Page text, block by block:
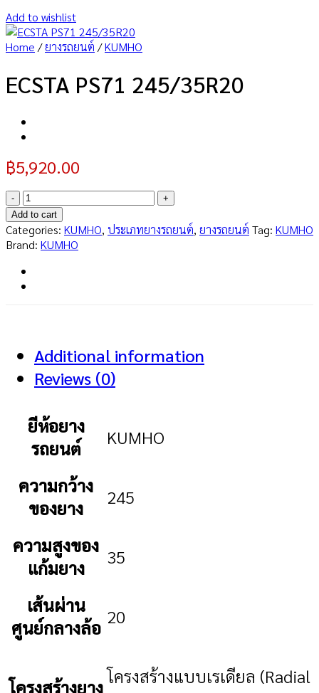
Add to wishlist
Home /ยางรถยนต์ /KUMHO
ECSTA PS71 245/35R20
฿5,920.00
ECSTA
PS71
245/35R20
quantity
Add to cart
Categories: KUMHO, ประเภทยางรถยนต์, ยางรถยนต์ Tag: KUMHO
Brand: KUMHO
Additional information
Reviews (0)
ยีห้อยาง
รถยนต์
KUMHO
ความกว้าง
ของยาง
245
ความสูงของ
แก้มยาง
35
เส้นผ่าน
ศูนย์กลางล้อ 20
โครงสร้างยางโครงสร้างแบบเรเดียล (Radial